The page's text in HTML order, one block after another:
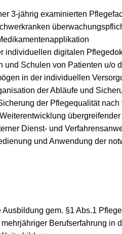
3-jährig examinierten
individuellen digitalen
und Schulen von Patienten u/o
in der individuellen
der Abläufe und
der Pflegequalität
Dienst- und
und Anwendung der
gem. §1 Abs.1
Berufserfahrung in